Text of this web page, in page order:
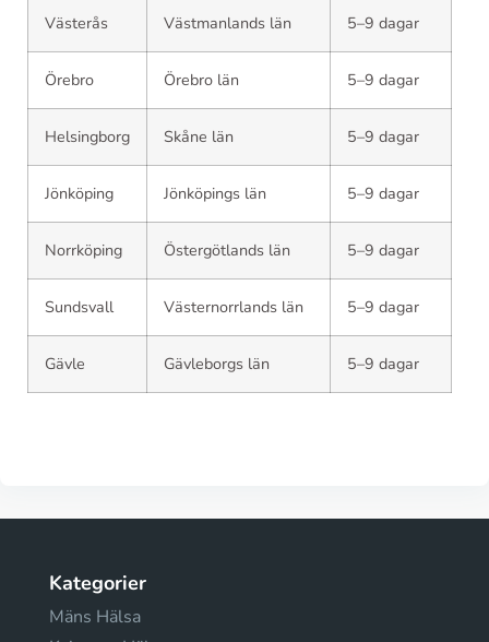
Västerås Västmanlands län 5–9 dagar
Örebro Örebro län 5–9 dagar
Helsingborg Skåne län 5–9 dagar
Jönköping Jönköpings län 5–9 dagar
Norrköping Östergötlands län 5–9 dagar
Sundsvall Västernorrlands län 5–9 dagar
Gävle Gävleborgs län 5–9 dagar
Kategorier
Mäns Hälsa